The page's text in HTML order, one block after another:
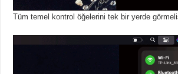
Tüm temel kontrol öğelerini tek bir yerde